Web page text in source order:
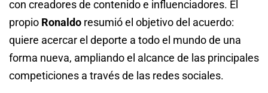
con creadores de contenido e influenciadores. El
propio Ronaldo resumió el objetivo del acuerdo:
quiere acercar el deporte a todo el mundo de una
forma nueva, ampliando el alcance de las principales
competiciones a través de las redes sociales.